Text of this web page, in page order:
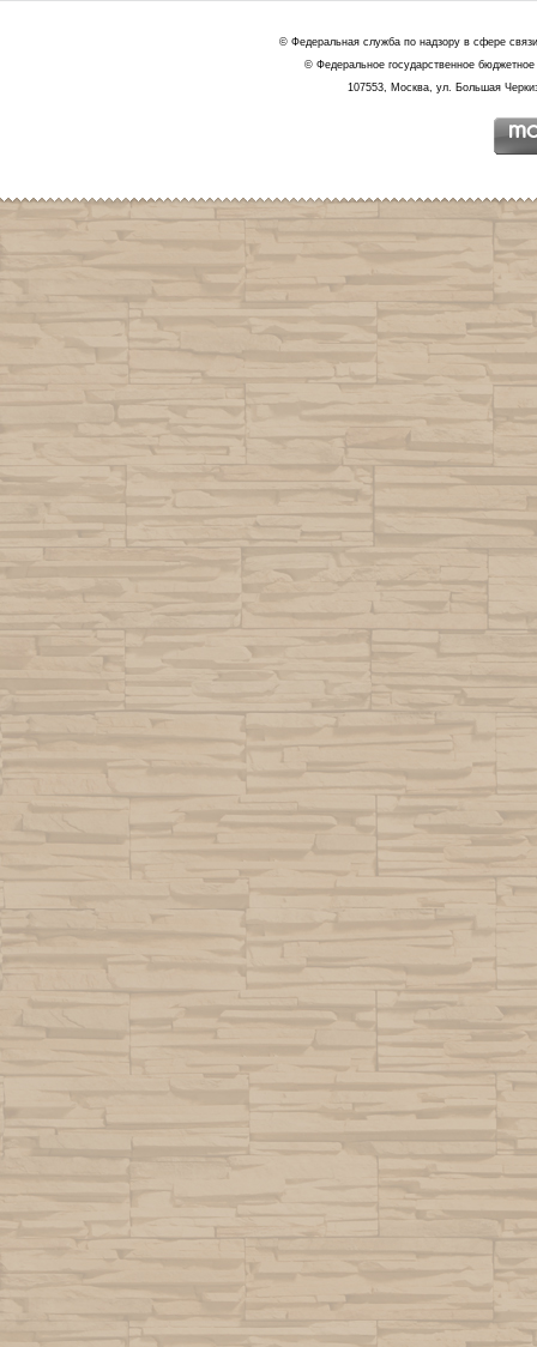
© Федеральная служба по надзору в сфере
© Федеральное государственное
107553, Москва, ул. Большая